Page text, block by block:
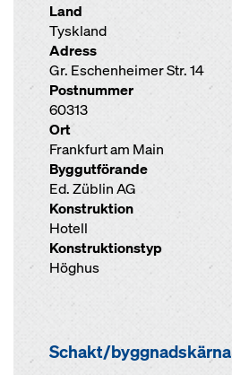
Land
Tyskland
Adress
Gr. Eschenheimer Str. 14
Postnummer
60313
Ort
Frankfurt am Main
Byggutförande
Ed. Züblin AG
Konstruktion
Hotell
Konstruktionstyp
Höghus
Schakt/byggnadskärna